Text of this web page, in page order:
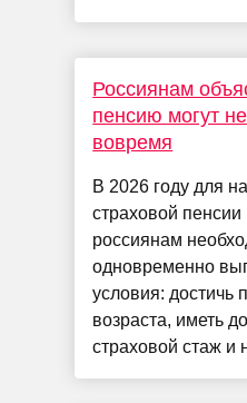
Россиянам
пенсию могут
вовремя
В 2026 году для
страховой пенсии
россиянам
одновременно
условия: достичь
возраста, иметь
страховой стаж и